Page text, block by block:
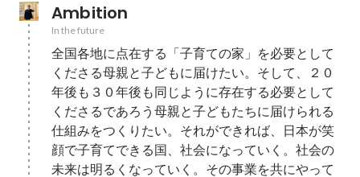
Ambition
In the future
全国各地に点在する「子育ての家」を必要として
くださる母親と子どもに届けたい。そして、２０
年後も３０年後も同じように存在する必要として
くださるであろう母親と子どもたちに届けられる
仕組みをつくりたい。それができれば、日本が笑
顔で子育てできる国、社会になっていく。社会の
未来は明るくなっていく。その事業を共にやって